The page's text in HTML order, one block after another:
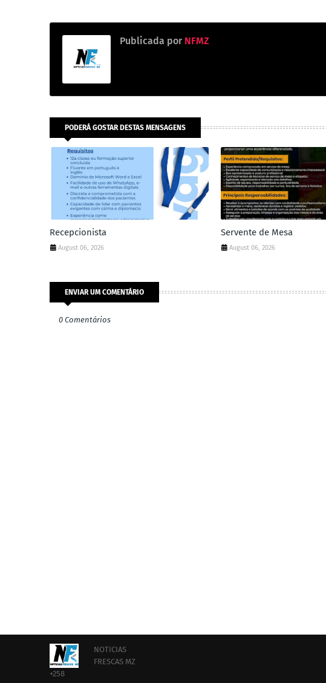
Publicada por NFMZ
PODERÁ GOSTAR DESTAS MENSAGENS
Recepcionista
August 06, 2026
Servente de Mesa
August 06, 2026
ENVIAR UM COMENTÁRIO
0 Comentários
NOTICIAS
FRESCAS MZ
+258